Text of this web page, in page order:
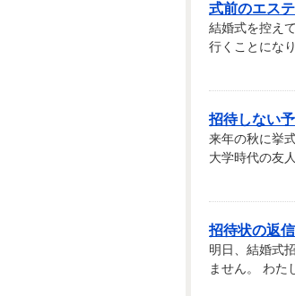
式前のエス
結婚式を控え
行くことにな
招待しない
来年の秋に挙
大学時代の友
招待状の返
明日、結婚式
ません。 わた